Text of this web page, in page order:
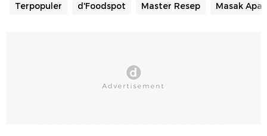
Terpopuler d'Foodspot Master Resep Masak Apa